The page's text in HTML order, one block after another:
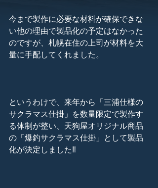
今まで製作に必要な材料が確保できな
い他の理由で製品化の予定はなかった
のですが、札幌在住の上司が材料を大
量に手配してくれました。
というわけで、来年から「三浦仕様の
サクラマス仕掛」を数量限定で製作す
る体制が整い、天狗屋オリジナル商品
の「爆釣サクラマス仕掛」として製品
化が決定しました‼